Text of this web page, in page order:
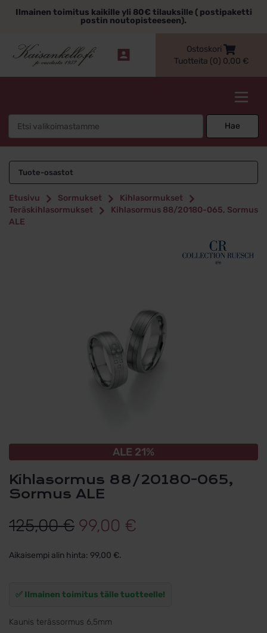
sisältöönIlmainen toimitus kaikille yli 80€ tilauksille ( postipaketti
postin noutopisteeseen).
Ostoskori
Tuotteita (0) 0,00 €
Hae
Tuote-osastot
Etusivu Sormukset
Kihlasormukset
Teräskihlasormukset
Kihlasormus 88/20180-065, Sormus
ALE
ALE 21%
Kihlasormus 88/20180-065,
Sormus ALE
125,00€ Alkuperäinen
hinta
125,00 €.
99,00 €
99,00 €.
Aikaisempi alin hinta: 99,00 €.
✅ Ilmainen toimitus tälle tuotteelle!
Kaunis terässormus 6,5mm